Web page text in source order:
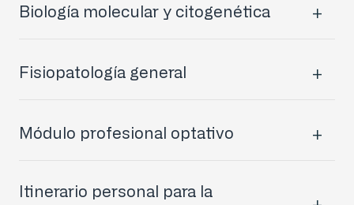
Biología molecular y citogenética
Fisiopatología general
Módulo profesional optativo
Itinerario personal para la